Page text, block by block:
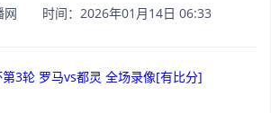
网 时间：2026年01月14日 06:33
3轮 罗马vs都灵 全场录像[有比分]